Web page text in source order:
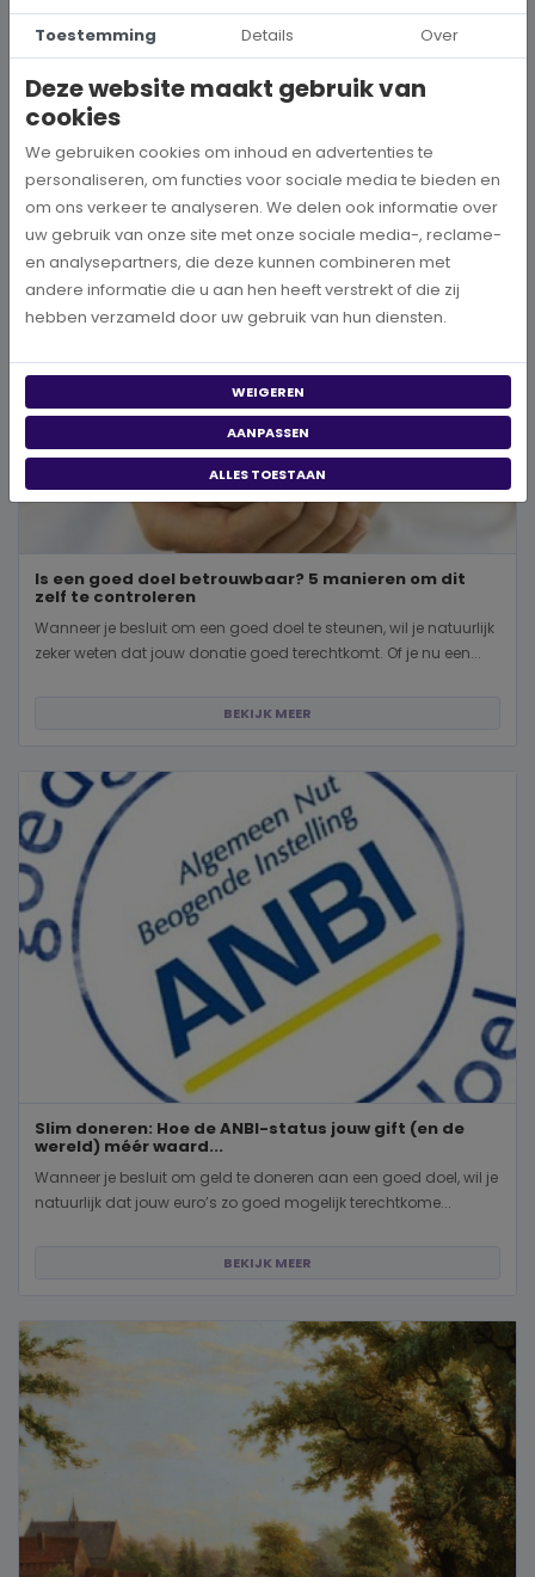
Hoe kies je een goed doel dat écht bij je past?
Wanneer je besluit om een steentje bij te dragen aan een betere
wereld, neem je een prachtig besluit. Jouw donatie kan het ve...
BEKIJK MEER
Is een goed doel betrouwbaar? 5 manieren om dit
zelf te controleren
Wanneer je besluit om een goed doel te steunen, wil je natuurlijk
zeker weten dat jouw donatie goed terechtkomt. Of je nu een...
BEKIJK MEER
Slim doneren: Hoe de ANBI-status jouw gift (en de
wereld) méér waard...
Wanneer je besluit om geld te doneren aan een goed doel, wil je
natuurlijk dat jouw euro’s zo goed mogelijk terechtkome...
BEKIJK MEER
Toestemming Details Over
Deze website maakt gebruik van
cookies
We gebruiken cookies om inhoud en advertenties te
personaliseren, om functies voor sociale media te bieden en
om ons verkeer te analyseren. We delen ook informatie over
uw gebruik van onze site met onze sociale media-, reclame-
en analysepartners, die deze kunnen combineren met
andere informatie die u aan hen heeft verstrekt of die zij
hebben verzameld door uw gebruik van hun diensten.
WEIGEREN
AANPASSEN
ALLES TOESTAAN